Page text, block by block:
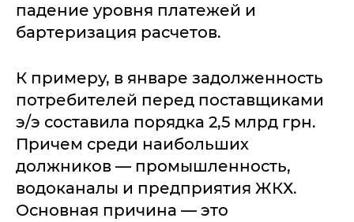
падение уровня платежей и
бартеризация расчетов.
К примеру, в январе задолженность
потребителей перед поставщиками
э/э составила порядка 2,5 млрд грн.
Причем среди наибольших
должников — промышленность,
водоканалы и предприятия ЖКХ.
Основная причина — это